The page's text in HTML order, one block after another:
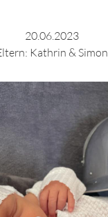
20.06.2023
Kathrin & Simon